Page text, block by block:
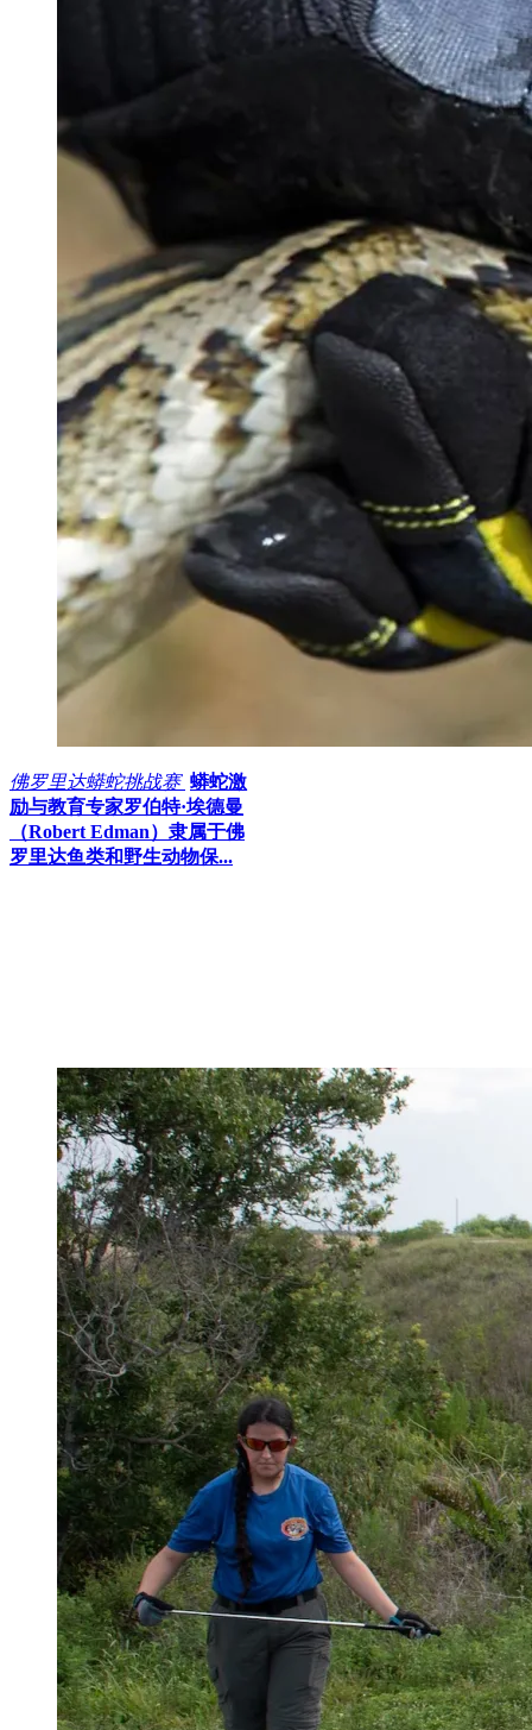
佛罗里达蟒蛇挑战赛 蟒蛇激
励与教育专家罗伯特·埃德曼
（Robert Edman）隶属于佛
罗里达鱼类和野生动物保...